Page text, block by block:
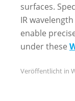
surfaces.
IR wavelength
enable
under these
Veröffentlicht in